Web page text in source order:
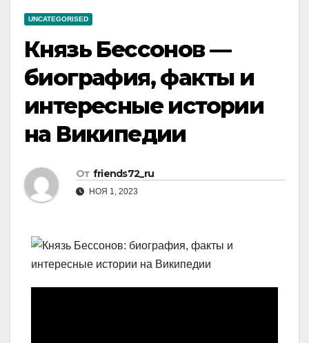
UNCATEGORISED
Князь Бессонов —
биография, факты и
интересные истории
на Википедии
От friends72_ru
НОЯ 1, 2023